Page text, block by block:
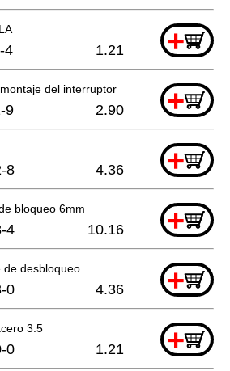
+
4 1.21
del interruptor +
9 2.90
+
8 4.36
bloqueo 6mm +
4 10.16
de desbloqueo +
0 4.36
3.5 +
0 1.21